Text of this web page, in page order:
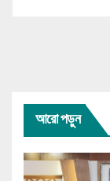
আরো পড়ুন